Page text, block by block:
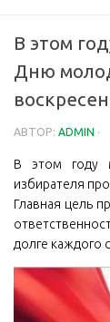
В этом
Дню
АВТОР: ADMIN ·
В этом году
избирателя
Главная цель
долге каждого